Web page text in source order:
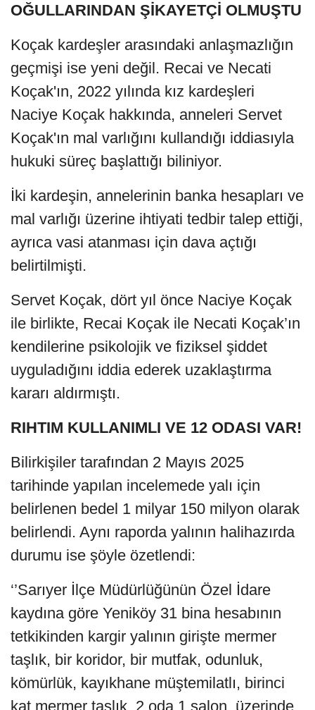
OĞULLARINDAN ŞİKAYETÇİ OLMUŞTU
Koçak kardeşler arasındaki anlaşmazlığın
geçmişi ise yeni değil. Recai ve Necati
Koçak'ın, 2022 yılında kız kardeşleri
Naciye Koçak hakkında, anneleri Servet
Koçak'ın mal varlığını kullandığı iddiasıyla
hukuki süreç başlattığı biliniyor.
İki kardeşin, annelerinin banka hesapları ve
mal varlığı üzerine ihtiyati tedbir talep ettiği,
ayrıca vasi atanması için dava açtığı
belirtilmişti.
Servet Koçak, dört yıl önce Naciye Koçak
ile birlikte, Recai Koçak ile Necati Koçak’ın
kendilerine psikolojik ve fiziksel şiddet
uyguladığını iddia ederek uzaklaştırma
kararı aldırmıştı.
RIHTIM KULLANIMLI VE 12 ODASI VAR!
Bilirkişiler tarafından 2 Mayıs 2025
tarihinde yapılan incelemede yalı için
belirlenen bedel 1 milyar 150 milyon olarak
belirlendi. Aynı raporda yalının halihazırda
durumu ise şöyle özetlendi:
‘’Sarıyer İlçe Müdürlüğünün Özel İdare
kaydına göre Yeniköy 31 bina hesabının
tetkikinden kargir yalının girişte mermer
taşlık, bir koridor, bir mutfak, odunluk,
kömürlük, kayıkhane müştemilatlı, birinci
kat mermer taşlık, 2 oda 1 salon, üzerinde